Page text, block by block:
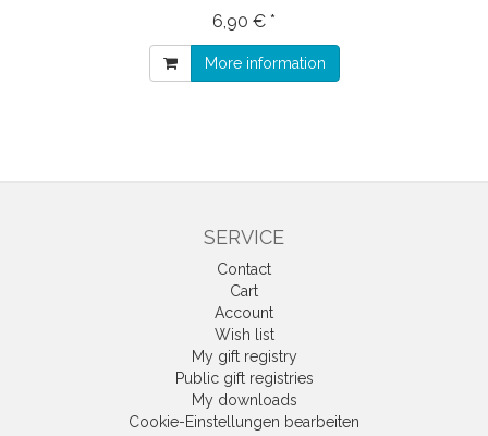
6,90 € *
More information
SERVICE
Contact
Cart
Account
Wish list
My gift registry
Public gift registries
My downloads
Cookie-Einstellungen bearbeiten